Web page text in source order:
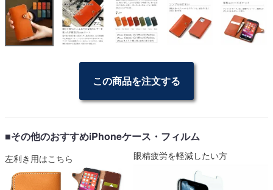
この商品を注文する
■その他のおすすめiPhoneケース・フィルム
左利き用はこちら 眼精疲労を軽減したい方